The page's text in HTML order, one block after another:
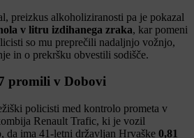
preizkus alkoholiziranosti pa je pokazal
v litru izdihanega zraka, kar pomeni
so mu preprečili nadaljnjo vožnjo,
in o prekršku obvestili sodišče.
promili v Dobovi
policisti med kontrolo prometa v
Renault Trafic, ki je vozil
da ima 41-letni državljan Hrvaške 0,81